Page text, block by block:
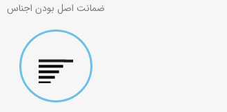
ضمانت اصل بودن اجناس